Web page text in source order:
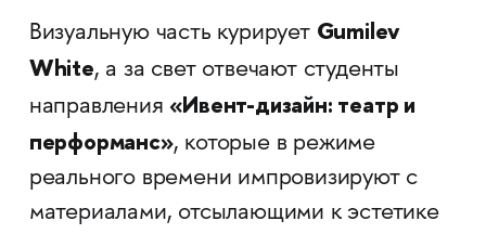
Визуальную часть курирует Gumilev
White, а за свет отвечают студенты
направления«Ивент-дизайн: театр и
перформанс», которые в режиме
реального времени импровизируют с
материалами, отсылающими к эстетике